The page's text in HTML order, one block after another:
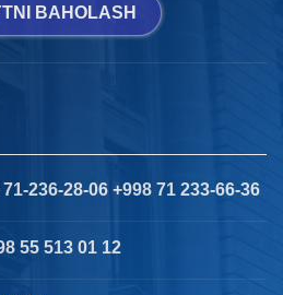
BAHOLASH
236-28-06 +998 71 233-66-36
55 513 01 12